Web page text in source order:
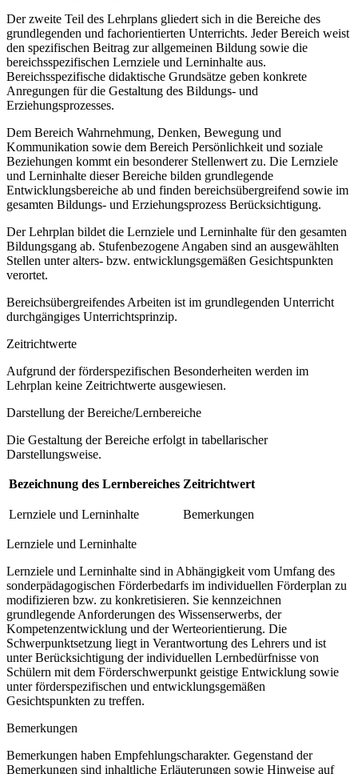
Der zweite Teil des Lehrplans gliedert sich in die Bereiche des
grundlegenden und fachorientierten Unterrichts. Jeder Bereich weist
den spezifischen Beitrag zur allgemeinen Bildung sowie die
bereichsspezifischen Lernziele und Lerninhalte aus.
Bereichsspezifische didaktische Grundsätze geben konkrete
Anregungen für die Gestaltung des Bildungs- und
Erziehungsprozesses.
Dem Bereich Wahrnehmung, Denken, Bewegung und
Kommunikation sowie dem Bereich Persönlichkeit und soziale
Beziehungen kommt ein besonderer Stellenwert zu. Die Lernziele
und Lerninhalte dieser Bereiche bilden grundlegende
Entwicklungsbereiche ab und finden bereichsübergreifend sowie im
gesamten Bildungs- und Erziehungsprozess Berücksichtigung.
Der Lehrplan bildet die Lernziele und Lerninhalte für den gesamten
Bildungsgang ab. Stufenbezogene Angaben sind an ausgewählten
Stellen unter alters- bzw. entwicklungsgemäßen Gesichtspunkten
verortet.
Bereichsübergreifendes Arbeiten ist im grundlegenden Unterricht
durchgängiges Unterrichtsprinzip.
Zeitrichtwerte
Aufgrund der förderspezifischen Besonderheiten werden im
Lehrplan keine Zeitrichtwerte ausgewiesen.
Darstellung der Bereiche/Lernbereiche
Die Gestaltung der Bereiche erfolgt in tabellarischer
Darstellungsweise.
Bezeichnung des Lernbereiches Zeitrichtwert
Lernziele und Lerninhalte Bemerkungen
Lernziele und Lerninhalte
Lernziele und Lerninhalte sind in Abhängigkeit vom Umfang des
sonderpädagogischen Förderbedarfs im individuellen Förderplan zu
modifizieren bzw. zu konkretisieren. Sie kennzeichnen
grundlegende Anforderungen des Wissenserwerbs, der
Kompetenzentwicklung und der Werteorientierung. Die
Schwerpunktsetzung liegt in Verantwortung des Lehrers und ist
unter Berücksichtigung der individuellen Lernbedürfnisse von
Schülern mit dem Förderschwerpunkt geistige Entwicklung sowie
unter förderspezifischen und entwicklungsgemäßen
Gesichtspunkten zu treffen.
Bemerkungen
Bemerkungen haben Empfehlungscharakter. Gegenstand der
Bemerkungen sind inhaltliche Erläuterungen sowie Hinweise auf